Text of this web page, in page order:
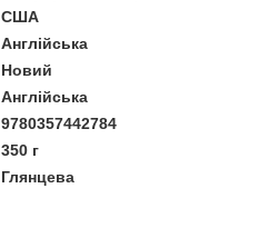
США
Англійська
Новий
Англійська
9780357442784
350 г
Глянцева